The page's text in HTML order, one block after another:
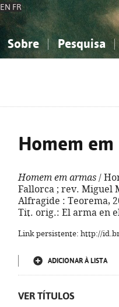
EN FR
Sobre Pesquisa
Homem em
Homem em armas /
Fallorca ; rev. Miguel
Alfragide : Teorema,
Tit. orig.: El arma en
Link persistente: http://
ADICIONAR À LISTA
VER TÍTULOS